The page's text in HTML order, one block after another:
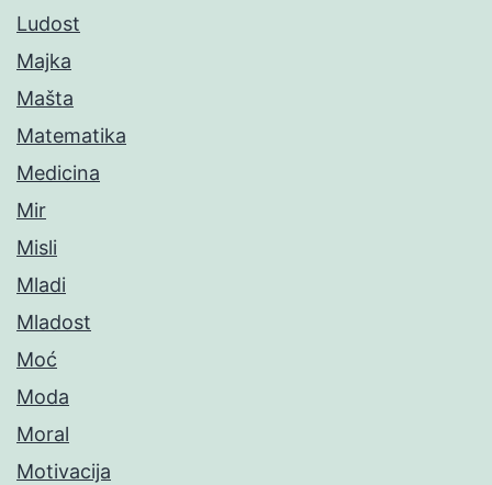
Ludost
Majka
Mašta
Matematika
Medicina
Mir
Misli
Mladi
Mladost
Moć
Moda
Moral
Motivacija